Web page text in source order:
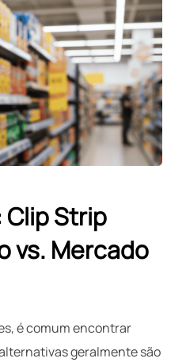
Strip
vs. Mercado
é comum encontrar
geralmente são